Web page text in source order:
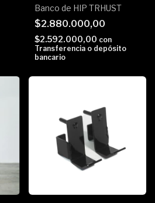
Banco de HIP TRHUST
$2.880.000,00
$2.592.000,00 con
Transferencia o depósito
bancario